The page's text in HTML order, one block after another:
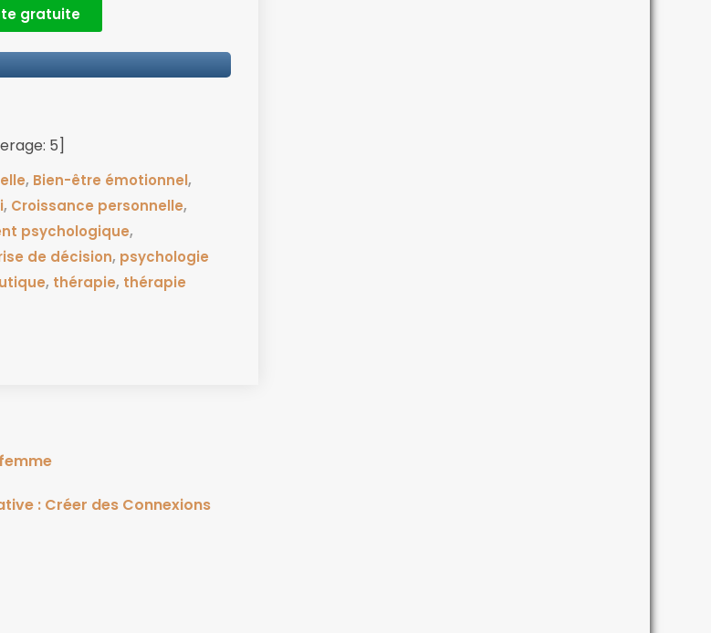
gratuite
5]
, Bien-être émotionnel,
, Croissance personnelle,
psychologique,
de décision, psychologie
, thérapie, thérapie
: Créer des Connexions